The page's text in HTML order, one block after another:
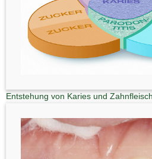
Entstehung von Karies und